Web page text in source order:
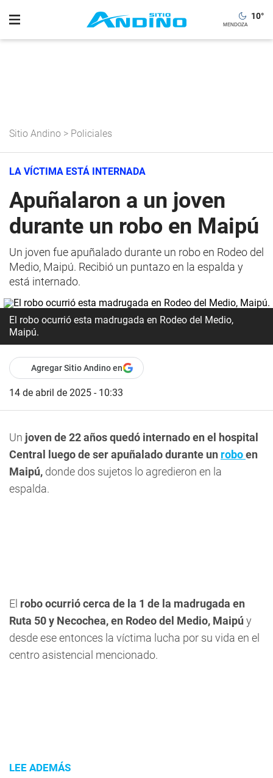
10°
Sitio Andino > Policiales
LA VÍCTIMA ESTÁ INTERNADA
Apuñalaron a un joven
durante un robo en Maipú
Un joven fue apuñalado durante un robo en Rodeo del
Medio, Maipú. Recibió un puntazo en la espalda y
está internado.
El robo ocurrió esta madrugada en Rodeo del Medio,
Maipú.
Agregar Sitio Andino en
14 de abril de 2025 - 10:33
Un joven de 22 años quedó internado en el hospital
Central luego de ser apuñalado durante un roboen
Maipú, donde dos sujetos lo agredieron en la
espalda.
El robo ocurrió cerca de la 1 de la madrugada en
Ruta 50 y Necochea, en Rodeo del Medio, Maipú y
desde ese entonces la víctima lucha por su vida en el
centro asistencial mencionado.
LEE ADEMÁS